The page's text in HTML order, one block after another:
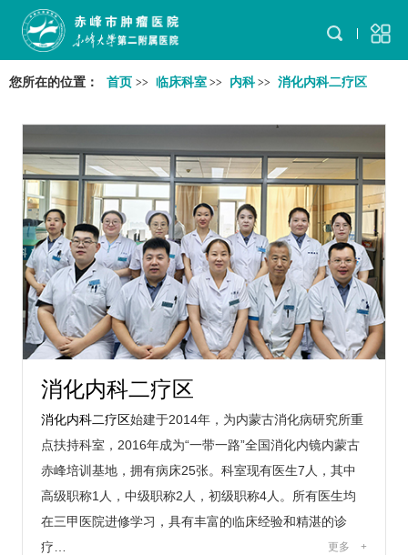
您所在的位置： 首页 >> 临床科室 >> 内科>> 消化内科二疗区
消化内科二疗区
消化内科二疗区始建于2014年，为内蒙古消化病研究所重
点扶持科室，2016年成为“一带一路”全国消化内镜内蒙古
赤峰培训基地，拥有病床25张。科室现有医生7人，其中
高级职称1人，中级职称2人，初级职称4人。所有医生均
在三甲医院进修学习，具有丰富的临床经验和精湛的诊
疗…
更多+